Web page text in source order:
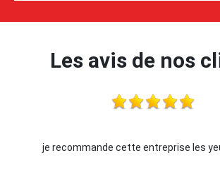
Les avis de nos
je recommande cette entreprise les